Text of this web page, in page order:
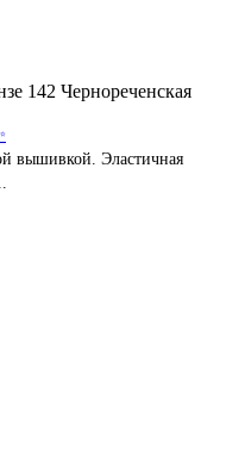
142 Чернореченская
вышивкой. Эластичная